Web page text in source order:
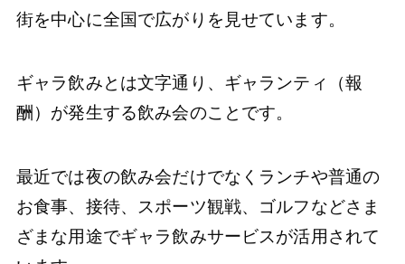
街を中心に全国で広がりを見せています。
ギャラ飲みとは文字通り、ギャランティ（報
酬）が発生する飲み会のことです。
最近では夜の飲み会だけでなくランチや普通の
お食事、接待、スポーツ観戦、ゴルフなどさま
ざまな用途でギャラ飲みサービスが活用されて